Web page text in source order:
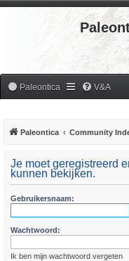
Paleontica V&A
Paleontica Community
Je moet geregistreerd
kunnen bekijken.
Gebruikersnaam:
Wachtwoord:
Ik ben mijn wachtwoord vergeten